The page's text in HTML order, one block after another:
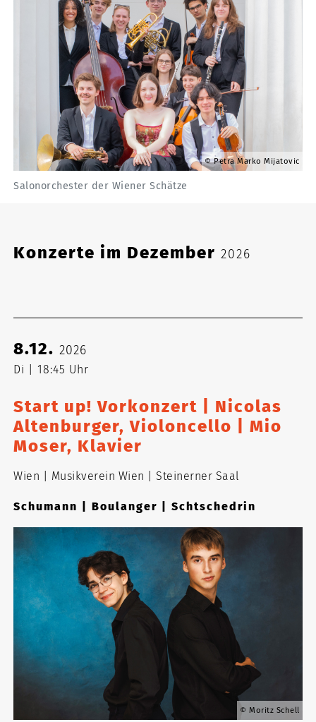
Petra Marko Mijatovic
Salonorchester der Wiener Schätze
Konzerte im Dezember2026
8.12.2026
Di 18:45 Uhr
Start up! Vorkonzert | Nicolas
Altenburger, Violoncello | Mio
Moser, Klavier
Wien Musikverein Wien Steinerner Saal
Schumann | Boulanger | Schtschedrin
Moritz Schell